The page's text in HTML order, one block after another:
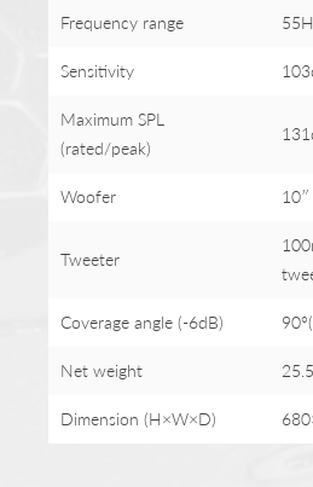
Frequency range
Sensitivity
Maximum SPL
(rated/peak)
Woofer
Tweeter
Coverage angle (-6dB)
Net weight
Dimension (H×W×D)